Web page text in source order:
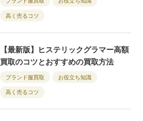
高く売るコツ
【最新版】ヒステリックグラマー高額
買取のコツとおすすめの買取方法
ブランド服買取 お役立ち知識
高く売るコツ